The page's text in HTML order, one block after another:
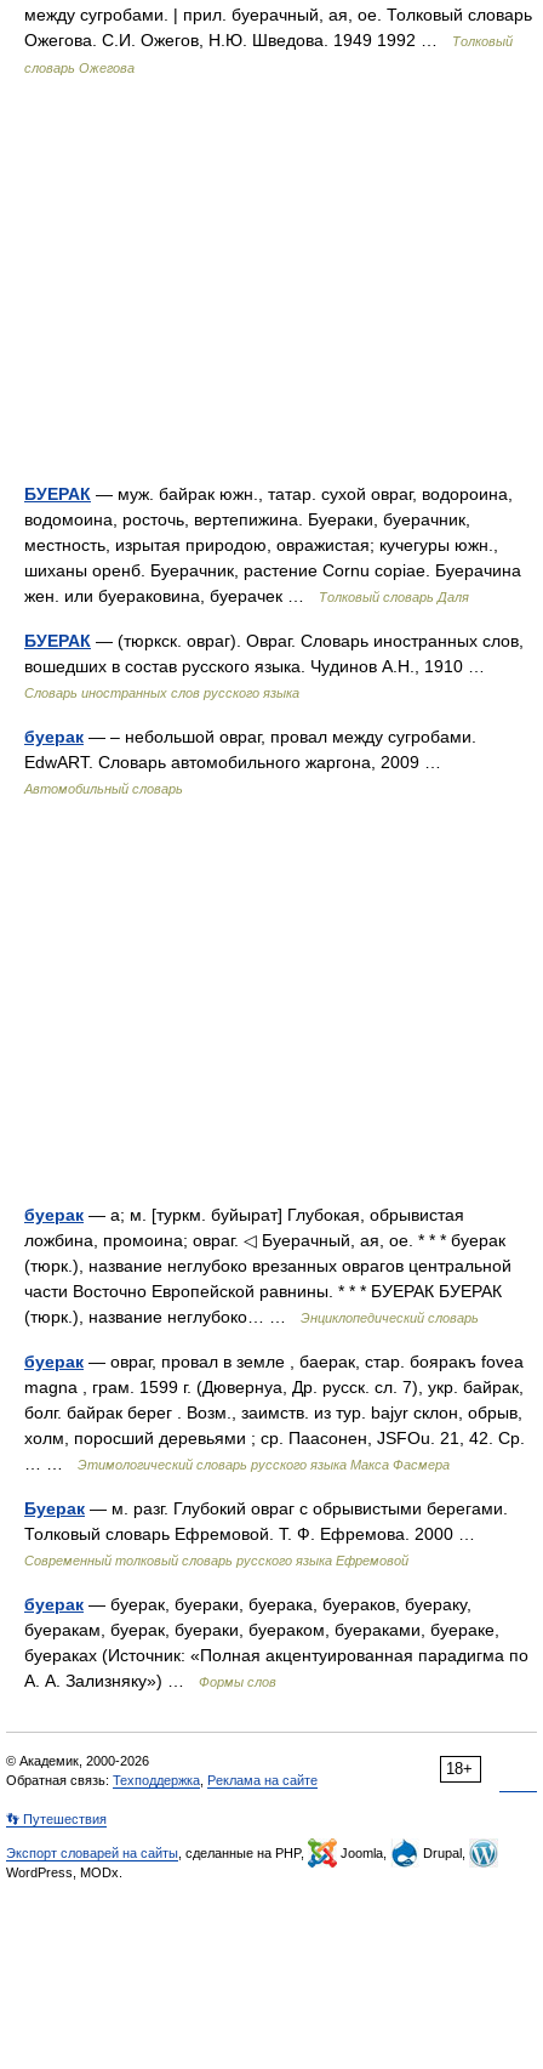
между сугробами. | прил. буерачный, ая, ое. Толковый словарь
Ожегова. С.И. Ожегов, Н.Ю. Шведова. 1949 1992 …
Толковый
словарь Ожегова
БУЕРАК — муж. байрак южн., татар. сухой овраг, водороина,
водомоина, росточь, вертепижина. Буераки, буерачник,
местность, изрытая природою, овражистая; кучегуры южн.,
шиханы оренб. Буерачник, растение Cornu copiae. Буерачина
жен. или буераковина, буерачек …
Толковый словарь Даля
БУЕРАК — (тюркск. овраг). Овраг. Словарь иностранных слов,
вошедших в состав русского языка. Чудинов А.Н., 1910 …
Словарь иностранных слов русского языка
буерак — – небольшой овраг, провал между сугробами.
EdwART. Словарь автомобильного жаргона, 2009 …
Автомобильный словарь
буерак — а; м. [туркм. буйырат] Глубокая, обрывистая
ложбина, промоина; овраг. ◁ Буерачный, ая, ое. * * * буерак
(тюрк.), название неглубоко врезанных оврагов центральной
части Восточно Европейской равнины. * * * БУЕРАК БУЕРАК
(тюрк.), название неглубоко… …
Энциклопедический словарь
буерак — овраг, провал в земле , баерак, стар. бояракъ fovea
magna , грам. 1599 г. (Дювернуа, Др. русск. сл. 7), укр. байрак,
болг. байрак берег . Возм., заимств. из тур. bajyr склон, обрыв,
холм, поросший деревьями ; ср. Паасонен, JSFOu. 21, 42. Ср.
Этимологический словарь русского языка Макса Фасмера
Буерак — м. разг. Глубокий овраг с обрывистыми берегами.
Толковый словарь Ефремовой. Т. Ф. Ефремова. 2000 …
Современный толковый словарь русского языка Ефремовой
буерак — буерак, буераки, буерака, буераков, буераку,
буеракам, буерак, буераки, буераком, буераками, буераке,
буераках (Источник: «Полная акцентуированная парадигма по
А. А. Зализняку») …
Формы слов
18+
© Академик, 2000-2026
Обратная связь: Техподдержка Реклама на сайте
👣 Путешествия
Экспорт словарей на сайты , сделанные на PHP, Joomla,
Drupal,
WordPress, MODx.